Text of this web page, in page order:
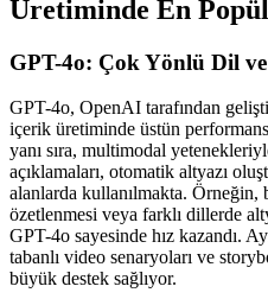
Üretiminde En
GPT-4o: Çok Yönlü Dil
GPT-4o, OpenAI tarafından
içerik üretiminde üstün
yanı sıra, multimodal
açıklamaları, otomatik altyazı
alanlarda kullanılmakta.
özetlenmesi veya farklı dillerde
GPT-4o sayesinde hız kazandı.
tabanlı video senaryoları ve
büyük destek sağlıyor.